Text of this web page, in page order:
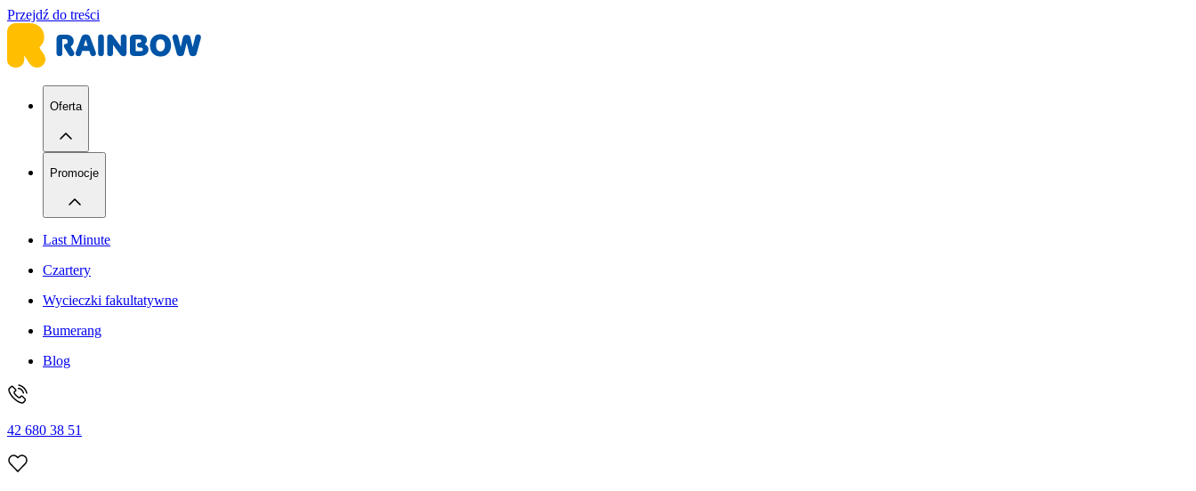
Przejdź do treści
Oferta
Promocje
Last Minute
Czartery
Wycieczki fakultatywne
Bumerang
Blog
42 680 38 51